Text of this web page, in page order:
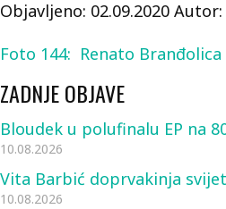
Objavljeno: 02.09.2020 Autor:
Foto 144: Renato Branđolica
ZADNJE OBJAVE
Bloudek u polufinalu EP na
10.08.2026
Vita Barbić doprvakinja
10.08.2026